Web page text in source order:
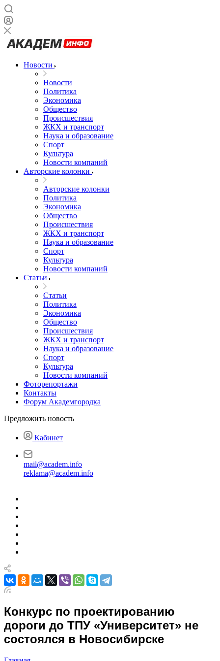
Новости
Новости
Политика
Экономика
Общество
Происшествия
ЖКХ и транспорт
Наука и образование
Спорт
Культура
Новости компаний
Авторские колонки
Авторские колонки
Политика
Экономика
Общество
Происшествия
ЖКХ и транспорт
Наука и образование
Спорт
Культура
Новости компаний
Статьи
Статьи
Политика
Экономика
Общество
Происшествия
ЖКХ и транспорт
Наука и образование
Спорт
Культура
Новости компаний
Фоторепортажи
Контакты
Форум Академгородка
Предложить новость
Кабинет
mail@academ.info
reklama@academ.info
Конкурс по проектированию
дороги до ТПУ «Университет» не
состоялся в Новосибирске